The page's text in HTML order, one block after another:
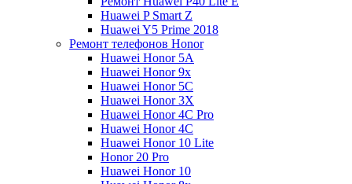
Huawei P Smart Z
Huawei Y5 Prime 2018
Ремонт телефонов Honor
Huawei Honor 5A
Huawei Honor 9x
Huawei Honor 5C
Huawei Honor 3X
Huawei Honor 4C Pro
Huawei Honor 4C
Huawei Honor 10 Lite
Honor 20 Pro
Huawei Honor 10